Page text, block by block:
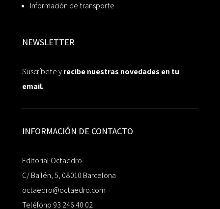
Información de transporte
NEWSLETTER
Suscríbete yrecibe nuestras novedades en tu
email.
INFORMACIÓN DE CONTACTO
Editorial Octaedro
C/ Bailén, 5, 08010 Barcelona
octaedro@octaedro.com
Teléfono 93 246 40 02